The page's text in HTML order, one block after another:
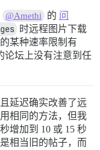
@Amethi 的 问
时远程图片下载
某种速率限制有
论坛上没有注意到任
延迟确实改善了远
相同的方法，但我
增加到 10 或 15 秒
相当旧的帖子，而